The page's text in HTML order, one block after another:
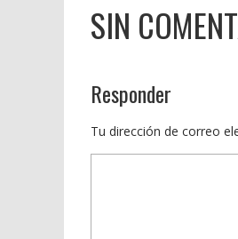
SIN
Responder
Tu dirección de correo